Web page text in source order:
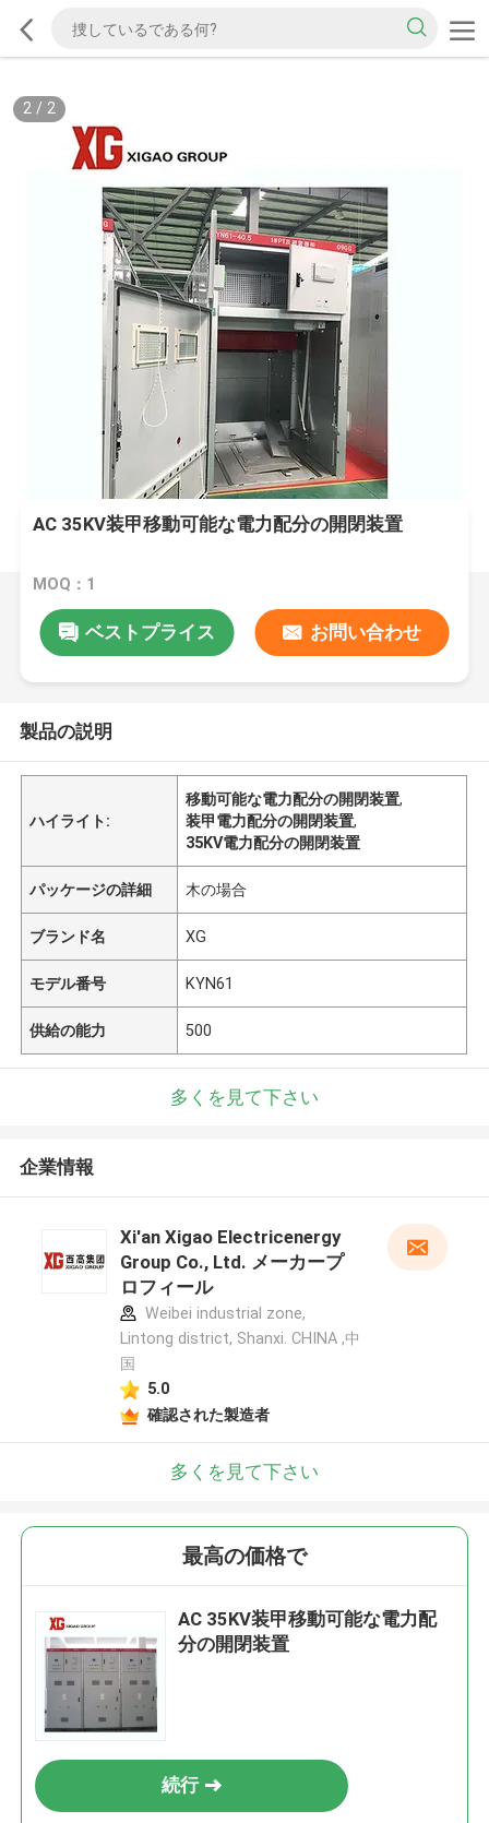
2/ 2
AC 35KV装甲移動可能な電力配分の開閉装置
MOQ：1
ベストプライス お問い合わせ
製品の説明
ハイライト:
移動可能な電力配分の開閉装置,
装甲電力配分の開閉装置,
35KV電力配分の開閉装置
パッケージの詳細 木の場合
ブランド名 XG
モデル番号 KYN61
供給の能力 500
多くを見て下さい
企業情報
Xi'an Xigao Electricenergy
Group Co., Ltd. メーカープ
ロフィール
Weibei industrial zone,
Lintong district, Shanxi. CHINA ,中
国
5.0
確認された製造者
多くを見て下さい
最高の価格で
AC 35KV装甲移動可能な電力配
分の開閉装置
続行